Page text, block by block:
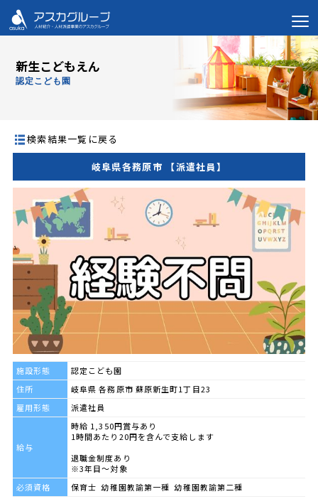
新生こどもえん
認定こども園
検索結果一覧に戻る
岐阜県各務原市 【派遣社員】
施設形態
認定こども園
住所
岐阜県 各務原市 蘇原新生町1丁目23
雇用形態
派遣社員
給与
時給 1,350円賞与あり
1時間あたり20円を含んで支給します
退職金制度あり
※3年目～対象
必須資格
保育士 幼稚園教諭第一種 幼稚園教諭第二種